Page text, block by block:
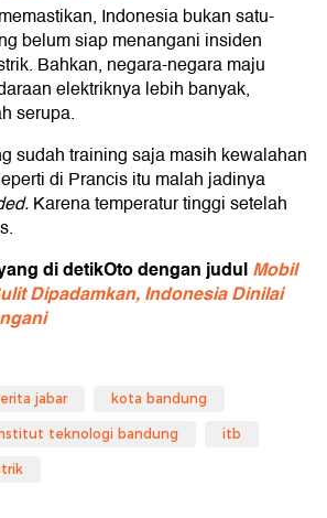
Indonesia bukan satu-
belum siap menangani insiden
Bahkan, negara-negara maju
elektriknya lebih banyak,
serupa.
sudah training saja masih kewalahan
di Prancis itu malah jadinya
Karena temperatur tinggi setelah
di detikOto dengan judulMobil
Dipadamkan, Indonesia Dinilai
jabar kota bandung
teknologi bandung itb